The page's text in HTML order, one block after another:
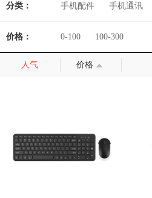
分类： 手机配件 手机通讯
价格： 0-100 100-300
人气 价格